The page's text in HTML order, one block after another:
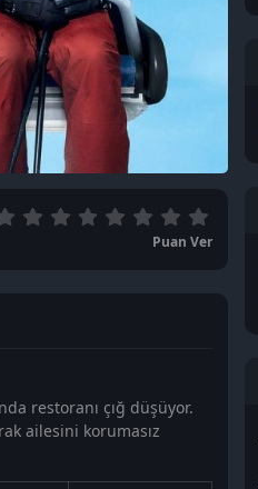
Puan Ver
restoranı çığ düşüyor.
ailesini korumasız